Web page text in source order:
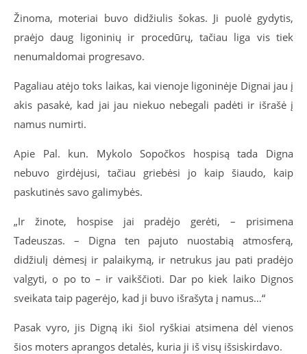
Žinoma, moteriai buvo didžiulis šokas. Ji puolė gydytis,
praėjo daug ligoninių ir procedūrų, tačiau liga vis tiek
nenumaldomai progresavo.
Pagaliau atėjo toks laikas, kai vienoje ligoninėje Dignai jau į
akis pasakė, kad jai jau niekuo nebegali padėti ir išrašė į
namus numirti.
Apie Pal. kun. Mykolo Sopočkos hospisą tada Digna
nebuvo girdėjusi, tačiau griebėsi jo kaip šiaudo, kaip
paskutinės savo galimybės.
„Ir žinote, hospise jai pradėjo gerėti, – prisimena
Tadeuszas. – Digna ten pajuto nuostabią atmosferą,
didžiulį dėmesį ir palaikymą, ir netrukus jau pati pradėjo
valgyti, o po to – ir vaikščioti. Dar po kiek laiko Dignos
sveikata taip pagerėjo, kad ji buvo išrašyta į namus…“
Pasak vyro, jis Digną iki šiol ryškiai atsimena dėl vienos
šios moters aprangos detalės, kuria ji iš visų išsiskirdavo.